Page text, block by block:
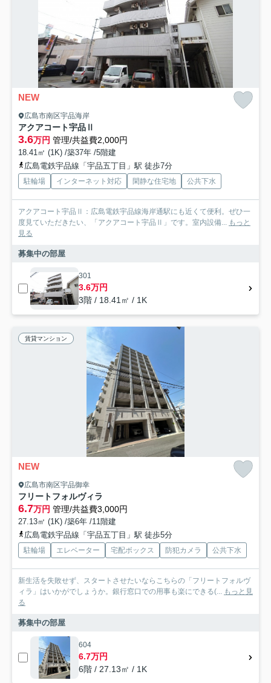
NEW
広島市南区宇品海岸
アクアコート宇品Ⅱ
3.6万円 管理/共益費2,000円
18.41㎡ (1K) /築37年 /5階建
広島電鉄宇品線「宇品五丁目」駅 徒歩7分
駐輪場 インターネット対応 閑静な住宅地 公共下水
アクアコート宇品Ⅱ：広島電鉄宇品線海岸通駅にも近くて便利。ぜひ一
度見ていただきたい、「アクアコート宇品Ⅱ」です。室内設備... もっと
見る
募集中の部屋
301
3.6万円
3階 / 18.41㎡ / 1K
賃貸マンション
NEW
広島市南区宇品御幸
フリートフォルヴィラ
6.7万円 管理/共益費3,000円
27.13㎡ (1K) /築6年 /11階建
広島電鉄宇品線「宇品五丁目」駅 徒歩5分
駐輪場 エレベーター 宅配ボックス 防犯カメラ 公共下水
新生活を失敗せず、スタートさせたいならこちらの「フリートフォルヴ
ィラ」はいかがでしょうか。銀行窓口での用事も楽にできる(... もっと見
る
募集中の部屋
604
6.7万円
6階 / 27.13㎡ / 1K